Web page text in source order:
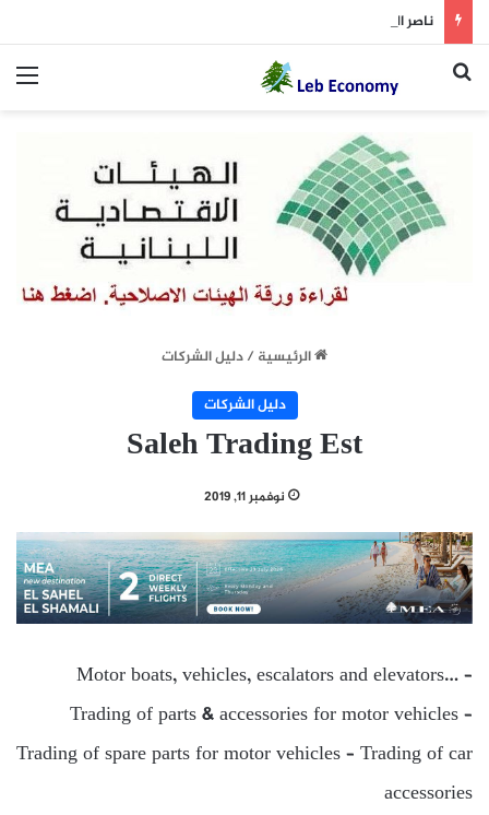
ناصر الدين يتفقد مستشفيين ويعد بزيادة التمويل
بحث عن
الرئيسية/دليل الشركات
دليل الشركات
Saleh Trading Est
نوفمبر 11, 2019
Motor boats, vehicles, escalators and elevators… –
Trading of parts & accessories for motor vehicles –
Trading of spare parts for motor vehicles – Trading of car
accessories